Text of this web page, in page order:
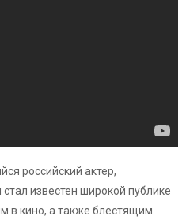
российский актер,
известен широкой публике
в кино, а также блестящим